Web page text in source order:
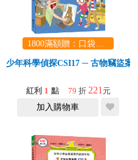
1800滿額贈：口袋玩具一份（隨機出貨） (summer read)
少年科學偵探CSI17 ─ 古物竊盜案
紅利 1 點 79 折 221 元
加入購物車